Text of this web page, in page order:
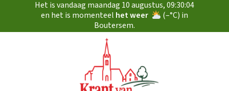
Het is vandaag maandag 10 augustus,09:30:05
en het is momenteel het weer (–°C) in
Boutersem.